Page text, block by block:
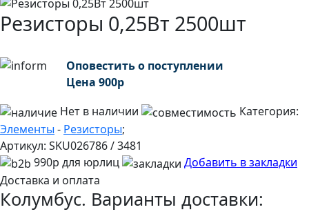
Резисторы 0,25Вт 2500шт
Оповестить о поступлении
Цена 900р
Нет в наличии
Категория:
Элементы - Резисторы;
Артикул: SKU026786 / 3481
990р для юрлиц
Добавить в закладки
Доставка и оплата
Колумбус. Варианты доставки: